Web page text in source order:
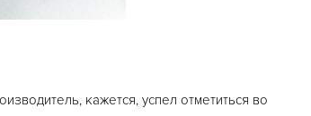
кажется, успел отметиться во